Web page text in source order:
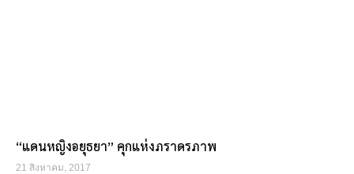
“แดนหญิงอยุธยา” คุกแห่งภราดรภาพ
21 สิงหาคม, 2017